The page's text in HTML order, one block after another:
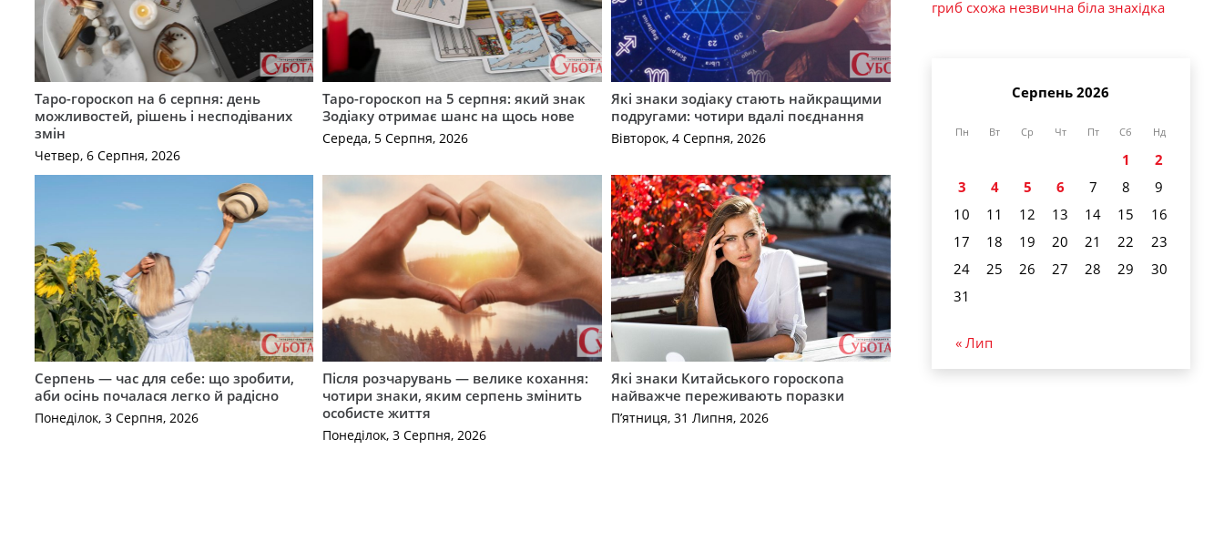
Таро-гороскоп на 6 серпня: день
можливостей, рішень і несподіваних
змін
Четвер, 6 Серпня, 2026
Таро-гороскоп на 5 серпня: який знак
Зодіаку отримає шанс на щось нове
Середа, 5 Серпня, 2026
Які знаки зодіаку стають найкращими
подругами: чотири вдалі поєднання
Вівторок, 4 Серпня, 2026
Серпень — час для себе: що зробити,
аби осінь почалася легко й радісно
Понеділок, 3 Серпня, 2026
Після розчарувань — велике кохання:
чотири знаки, яким серпень змінить
особисте життя
Понеділок, 3 Серпня, 2026
Які знаки Китайського гороскопа
найважче переживають поразки
П’ятниця, 31 Липня, 2026
гриб схожа незвична біла знахідка
Серпень 2026
Пн Вт Ср Чт Пт Сб Нд
1
2
3
4 5 6 7 8
9
10
11 12 13 14 15
16
17
18 19 20 21 22
23
24
25 26 27 28 29
30
31
« Лип